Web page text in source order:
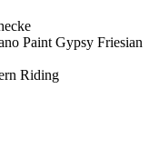
Paint Gypsy Friesian
Riding